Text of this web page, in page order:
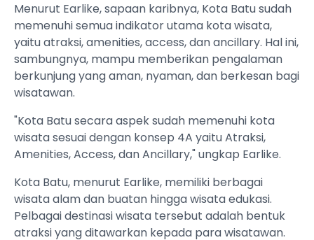
Menurut Earlike, sapaan karibnya, Kota Batu sudah
memenuhi semua indikator utama kota wisata,
yaitu atraksi, amenities, access, dan ancillary. Hal ini,
sambungnya, mampu memberikan pengalaman
berkunjung yang aman, nyaman, dan berkesan bagi
wisatawan.
"Kota Batu secara aspek sudah memenuhi kota
wisata sesuai dengan konsep 4A yaitu Atraksi,
Amenities, Access, dan Ancillary," ungkap Earlike.
Kota Batu, menurut Earlike, memiliki berbagai
wisata alam dan buatan hingga wisata edukasi.
Pelbagai destinasi wisata tersebut adalah bentuk
atraksi yang ditawarkan kepada para wisatawan.